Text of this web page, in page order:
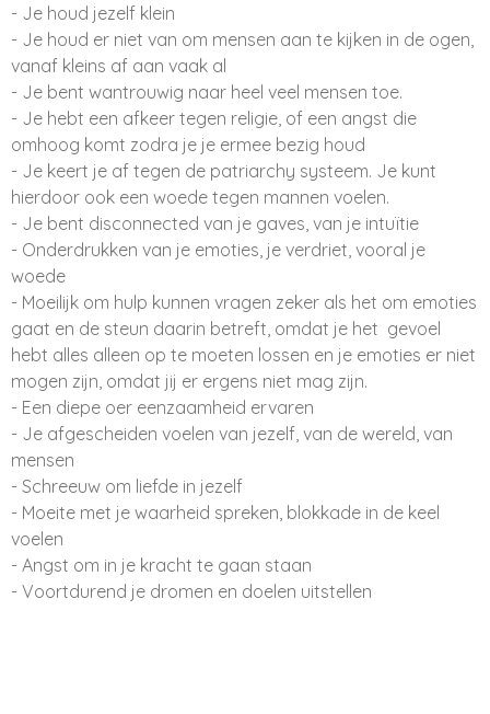
- Je houd jezelf klein
- Je houd er niet van om mensen aan te kijken in de ogen,
vanaf kleins af aan vaak al
- Je bent wantrouwig naar heel veel mensen toe.
- Je hebt een afkeer tegen religie, of een angst die
omhoog komt zodra je je ermee bezig houd
- Je keert je af tegen de patriarchy systeem. Je kunt
hierdoor ook een woede tegen mannen voelen.
- Je bent disconnected van je gaves, van je intuïtie
- Onderdrukken van je emoties, je verdriet, vooral je
woede
- Moeilijk om hulp kunnen vragen zeker als het om emoties
gaat en de steun daarin betreft, omdat je het gevoel
hebt alles alleen op te moeten lossen en je emoties er niet
mogen zijn, omdat jij er ergens niet mag zijn.
- Een diepe oer eenzaamheid ervaren
- Je afgescheiden voelen van jezelf, van de wereld, van
mensen
- Schreeuw om liefde in jezelf
- Moeite met je waarheid spreken, blokkade in de keel
voelen
- Angst om in je kracht te gaan staan
- Voortdurend je dromen en doelen uitstellen